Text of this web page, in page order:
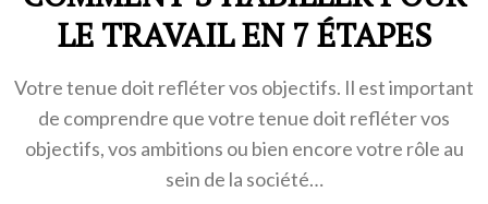
LE TRAVAIL EN 7 ÉTAPES
Votre tenue doit refléter vos objectifs. Il est important
de comprendre que votre tenue doit refléter vos
objectifs, vos ambitions ou bien encore votre rôle au
sein de la société…